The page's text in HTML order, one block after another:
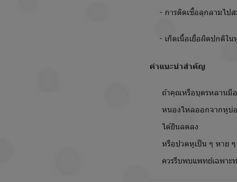
- การติดเชื้อลุกลามไป
- เกิดเนื้อเยื่อผิดปกติใน
คำแนะนำสำคัญ
ถ้าคุณหรือบุตรหลานมีอ
หนองไหลออกจากหูบ่
ได้ยินลดลง
หรือปวดหูเป็น ๆ หาย ๆ
ควรรีบพบแพทย์เฉพาะท